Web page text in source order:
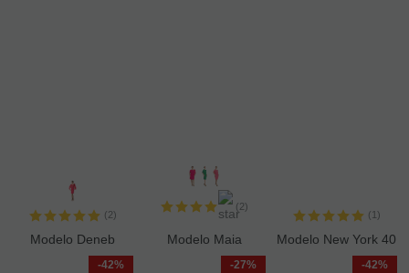
(2)
Modelo Deneb
-42%
(2)
Modelo Maia
-27%
(1)
Modelo New York 40
-42%